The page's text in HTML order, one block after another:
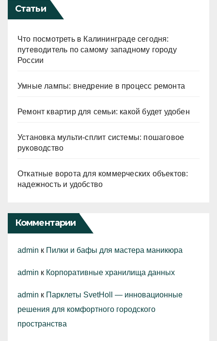
Статьи
Что посмотреть в Калининграде сегодня:
путеводитель по самому западному городу
России
Умные лампы: внедрение в процесс ремонта
Ремонт квартир для семьи: какой будет удобен
Установка мульти-сплит системы: пошаговое
руководство
Откатные ворота для коммерческих объектов:
надежность и удобство
Комментарии
admin к Пилки и бафы для мастера маникюра
admin к Корпоративные хранилища данных
admin к Парклеты SvetHoll — инновационные
решения для комфортного городского
пространства